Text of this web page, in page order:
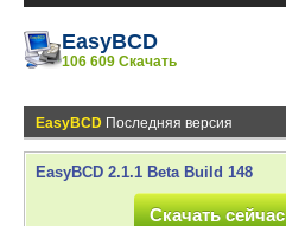
EasyBCD
106 609 Скачать
EasyBCD Последняя версия
EasyBCD 2.1.1 Beta Build 148
Скачать сейчас